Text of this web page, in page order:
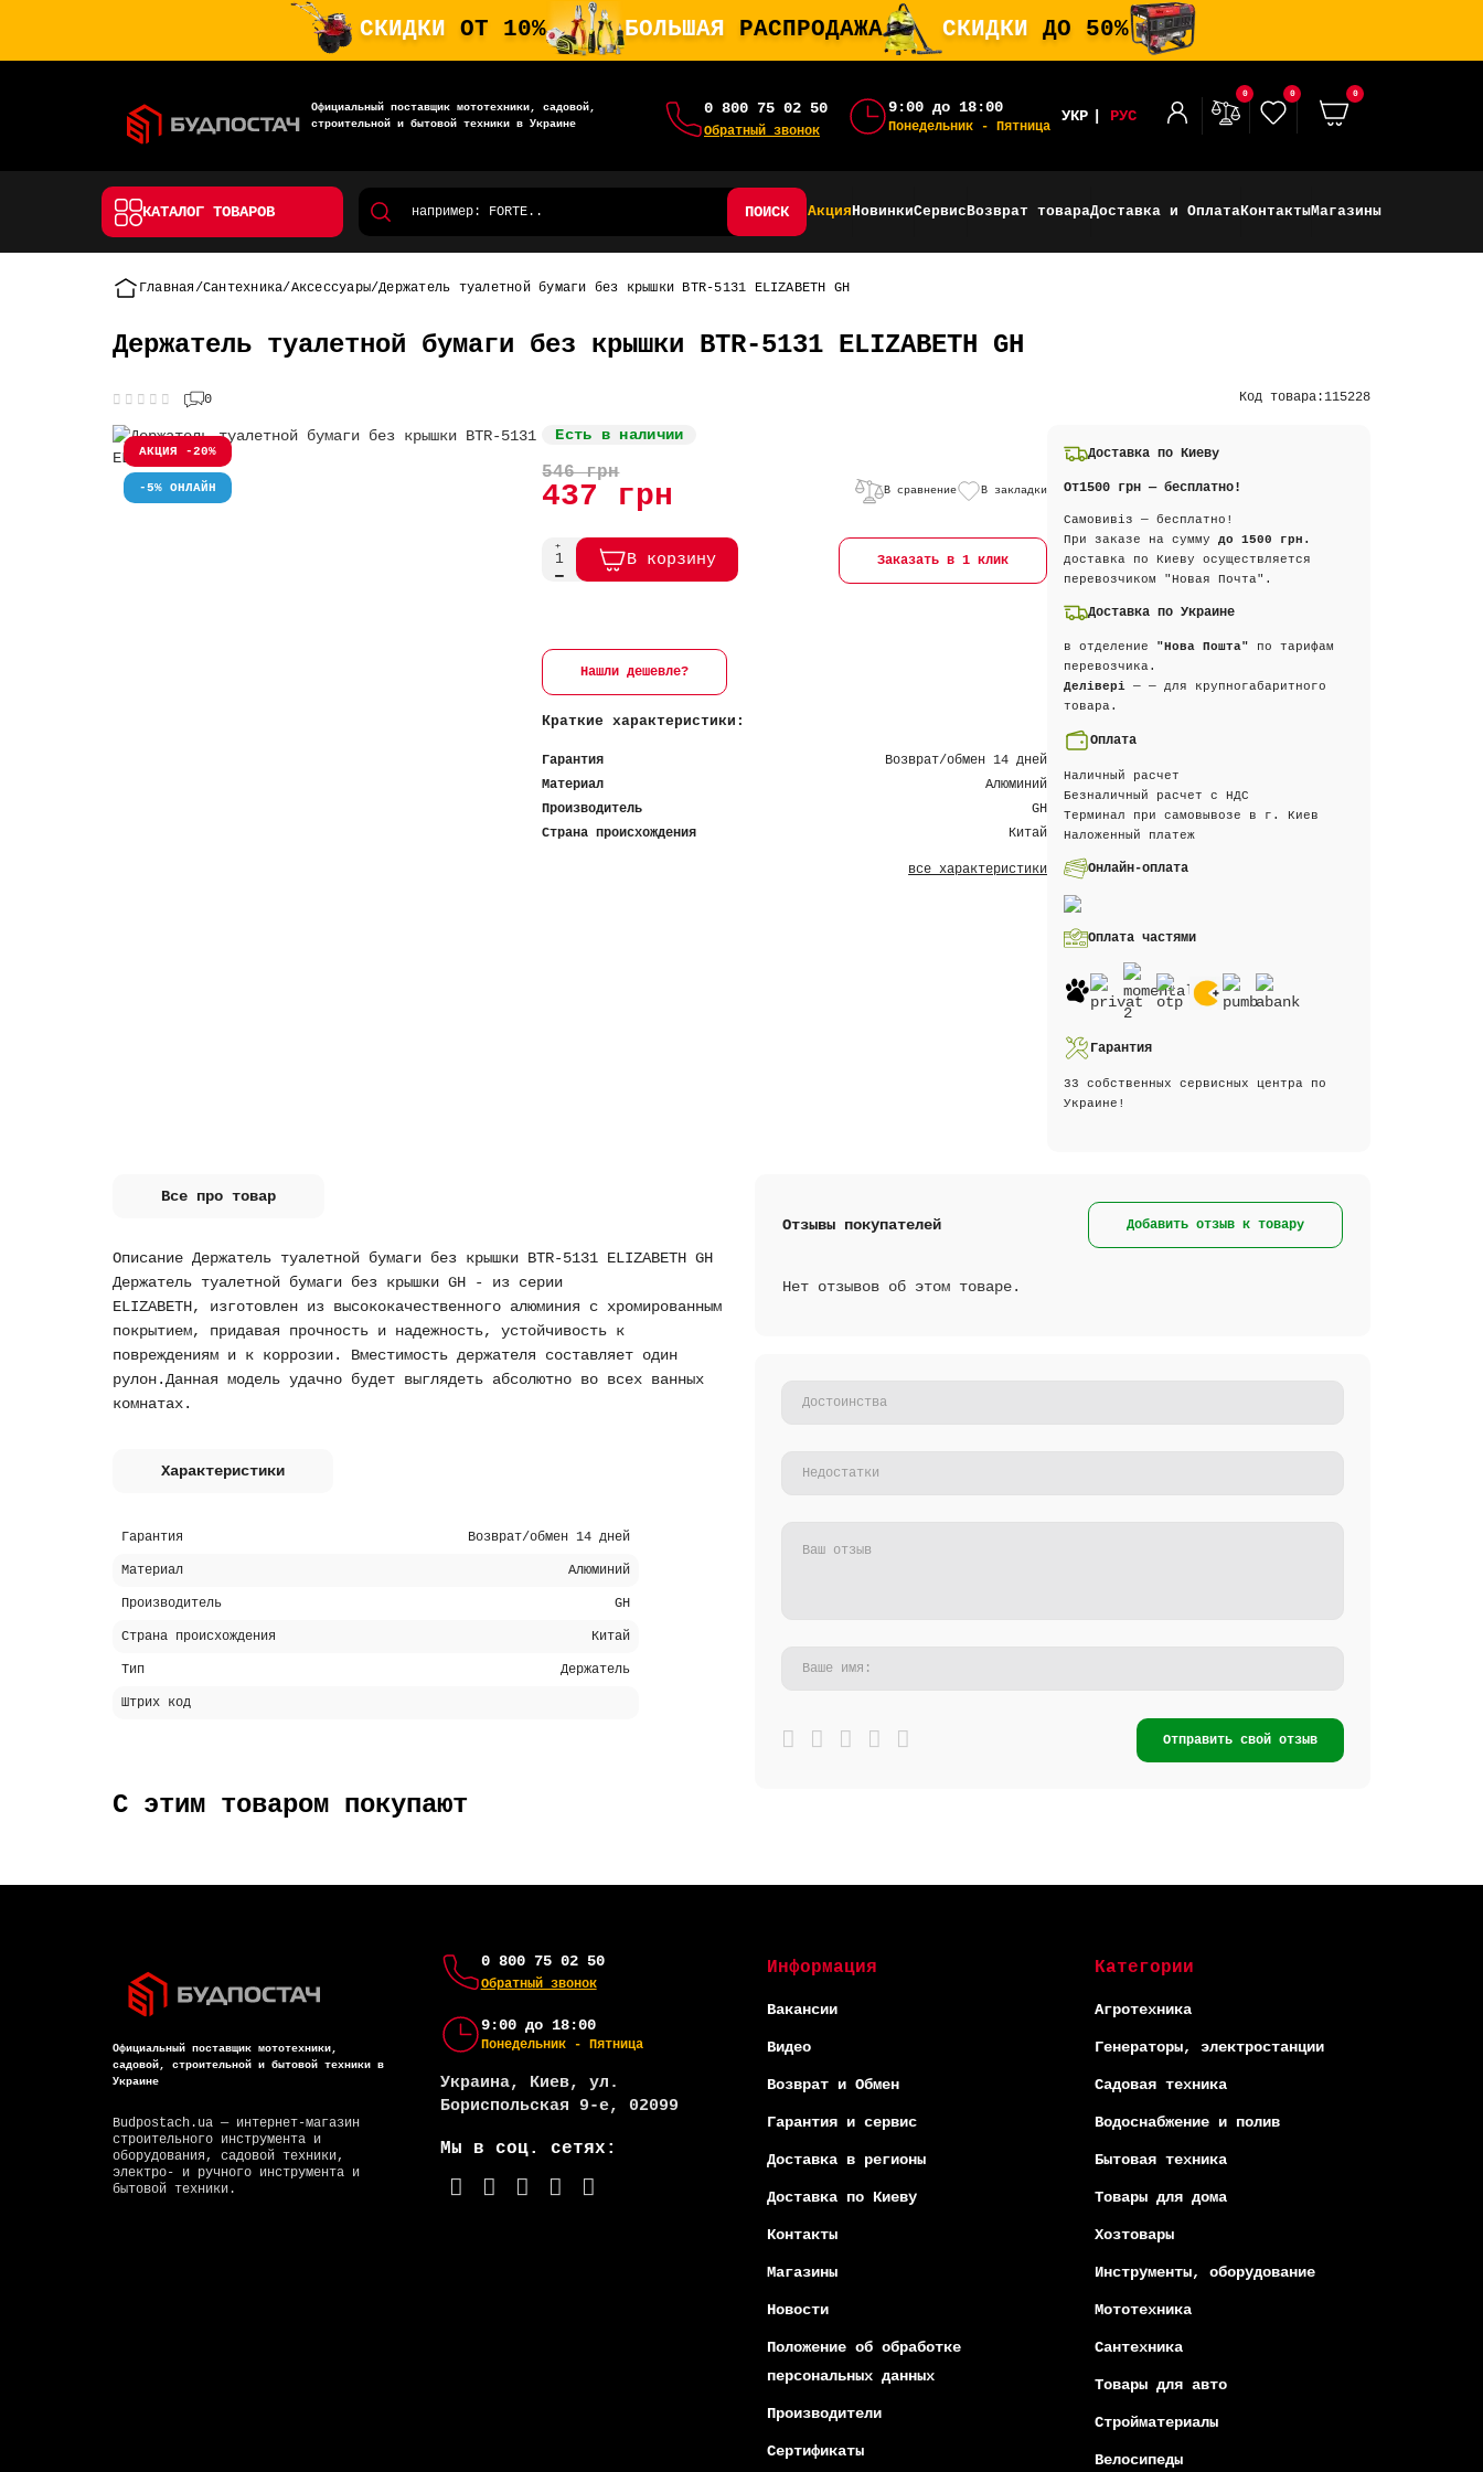
СКИДКИ ОТ 10% БОЛЬШАЯ РАСПРОДАЖА СКИДКИ ДО 50%
Официальный поставщик мототехники, садовой,
строительной и бытовой техники в Украине
0 800 75 02 50
Обратный звонок
9:00 до 18:00
Понедельник - Пятница
УКР РУС
0 0 0
КАТАЛОГ ТОВАРОВ ПОИСК АкцияНовинкиСервисВозврат товараДоставка и ОплатаКонтактыМагазины
Главная Сантехника Аксессуары Держатель туалетной бумаги без крышки BTR-5131 ELIZABETH GH
Держатель туалетной бумаги без крышки BTR-5131 ELIZABETH GH
0 Код товара:115228
АКЦИЯ -20%
-5% ОНЛАЙН
Есть в наличии
546 грн
437 грн В сравнение В закладки
В корзину Заказать в 1 клик
Нашли дешевле?
Краткие характеристики:
Гарантия
Возврат/обмен 14 дней
Материал
Алюминий
Производитель
GH
Страна происхождения
Китай
все характеристики
Доставка по Киеву
От1500 грн — бесплатно!
Самовивіз — бесплатно!
При заказе на суммудо 1500 грн.
доставка по Киеву осуществляется
перевозчиком "Новая Почта".
Доставка по Украине
в отделение "Нова Пошта" по тарифам
перевозчика.
Делівері — — для крупногабаритного
товара.
Оплата
Наличный расчет
Безналичный расчет с НДС
Терминал при самовывозе в г. Киев
Наложенный платеж
Онлайн-оплата
Оплата частями
Гарантия
33 собственных сервисных центра по
Украине!
Все про товар
Описание Держатель туалетной бумаги без крышки BTR-5131 ELIZABETH GH
Держатель туалетной бумаги без крышки GH - из серии
ELIZABETH, изготовлен из высококачественного алюминия с хромированным
покрытием, придавая прочность и надежность, устойчивость к
повреждениям и к коррозии. Вместимость держателя составляет один
рулон.Данная модель удачно будет выглядеть абсолютно во всех ванных
комнатах.
Характеристики
Гарантия Возврат/обмен 14 дней
Материал Алюминий
Производитель GH
Страна происхождения Китай
Тип Держатель
Штрих код
Отзывы покупателей Добавить отзыв к товару
Нет отзывов об этом товаре.
Отправить свой отзыв
С этим товаром покупают
Официальный поставщик мототехники,
садовой, строительной и бытовой техники в
Украине
Budpostach.ua — интернет-магазин
строительного инструмента и
оборудования, садовой техники,
электро- и ручного инструмента и
бытовой техники.
0 800 75 02 50
Обратный звонок
9:00 до 18:00
Понедельник - Пятница
Украина, Киев, ул.
Бориспольская 9-е, 02099
Мы в соц. сетях:
Информация
Вакансии
Видео
Возврат и Обмен
Гарантия и сервис
Доставка в регионы
Доставка по Киеву
Контакты
Магазины
Новости
Положение об обработке
персональных данных
Производители
Сертификаты
Категории
Агротехника
Генераторы, электростанции
Садовая техника
Водоснабжение и полив
Бытовая техника
Товары для дома
Хозтовары
Инструменты, оборудование
Мототехника
Сантехника
Товары для авто
Стройматериалы
Велосипеды